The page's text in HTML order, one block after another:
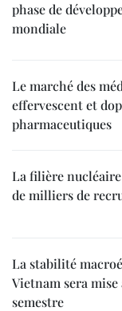
phase de
mondiale
Le marché des
effervescent et
pharmaceutiques
La filière
de milliers de
La stabilité
Vietnam sera mise
semestre